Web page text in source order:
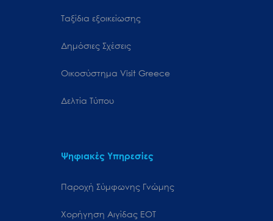
Ταξίδια εξοικείωσης
Δημόσιες Σχέσεις
Oικοσύστημα Visit Greece
Δελτία Τύπου
Ψηφιακές Υπηρεσίες
Παροχή Σύμφωνης Γνώμης
Χορήγηση Αιγίδας ΕΟΤ